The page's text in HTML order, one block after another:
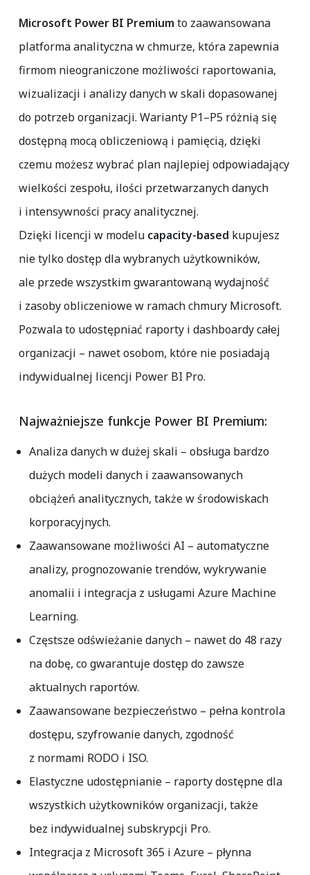
Microsoft Power BI Premium to zaawansowana
platforma analityczna w chmurze, która zapewnia
firmom nieograniczone możliwości raportowania,
wizualizacji i analizy danych w skali dopasowanej
do potrzeb organizacji. Warianty P1–P5 różnią się
dostępną mocą obliczeniową i pamięcią, dzięki
czemu możesz wybrać plan najlepiej odpowiadający
wielkości zespołu, ilości przetwarzanych danych
i intensywności pracy analitycznej.
Dzięki licencji w modelu capacity-based kupujesz
nie tylko dostęp dla wybranych użytkowników,
ale przede wszystkim gwarantowaną wydajność
i zasoby obliczeniowe w ramach chmury Microsoft.
Pozwala to udostępniać raporty i dashboardy całej
organizacji – nawet osobom, które nie posiadają
indywidualnej licencji Power BI Pro.
Najważniejsze funkcje Power BI Premium:
Analiza danych w dużej skali – obsługa bardzo
dużych modeli danych i zaawansowanych
obciążeń analitycznych, także w środowiskach
korporacyjnych.
Zaawansowane możliwości AI – automatyczne
analizy, prognozowanie trendów, wykrywanie
anomalii i integracja z usługami Azure Machine
Learning.
Częstsze odświeżanie danych– nawet do 48 razy
na dobę, co gwarantuje dostęp do zawsze
aktualnych raportów.
Zaawansowane bezpieczeństwo– pełna kontrola
dostępu, szyfrowanie danych, zgodność
z normami RODO i ISO.
Elastyczne udostępnianie– raporty dostępne dla
wszystkich użytkowników organizacji, także
bez indywidualnej subskrypcji Pro.
Integracja z Microsoft 365 i Azure– płynna